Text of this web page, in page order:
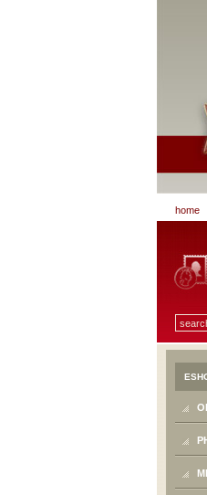
home